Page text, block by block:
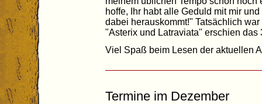
hoffe, Ihr habt alle Geduld mit mir
dabei herauskommt!" Tatsächlich
"Asterix und Latraviata" erschien das
Viel Spaß beim Lesen der aktuellen
Termine im Dezember